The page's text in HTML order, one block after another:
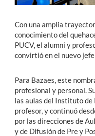
Con una amplia
conocimiento del
PUCV, el alumni y
convirtió en el nuevo
Para Bazaes, este
profesional y personal.
las aulas del Instituto de
profesor, y continuó
por las direcciones de
y de Difusión de Pre y